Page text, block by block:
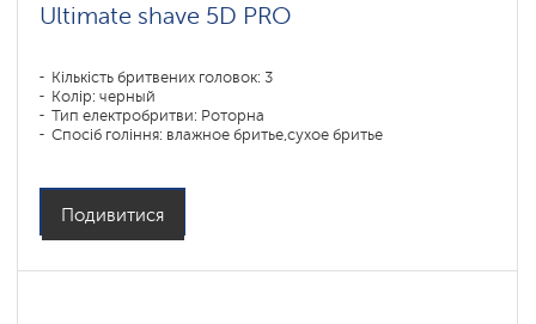
Ultimate shave 5D PRO
Кількість бритвених головок: 3
Колір: черный
Тип електробритви: Роторна
Спосіб гоління: влажное бритье,сухое бритье
Подивитися